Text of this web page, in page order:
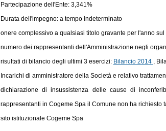
Partecipazione dell'Ente: 3,341%
Durata dell'impegno: a tempo indeterminato
onere complessivo a qualsiasi titolo gravante per l'anno
numero dei rappresentanti dell'Amministrazione negli
risultati di bilancio degli ultimi 3 esercizi: Bilancio 2014 ,
Incarichi di amministratore della Società e relativo
dichiarazione di insussistenza delle cause di
rappresentanti in Cogeme Spa il Comune non ha richiesto
sito istituzionale Cogeme Spa